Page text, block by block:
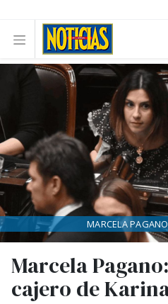
Marcela
cajero de
MARCELA